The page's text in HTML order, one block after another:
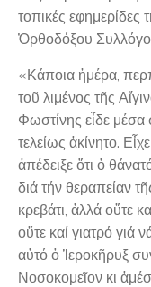
τοπικές εφημερίδες
Ὀρθοδόξου
«Κάποια ἡμέρα,
τοῦ λιμένος τῆς
Φωστίνης εἶδε
τελείως ἀκίνητο.
ἀπέδειξε ὅτι ὁ
διά τήν θεραπείαν
κρεβάτι, ἀλλά οὔτε
οὔτε καί γιατρό γιά
αὐτό ὁ Ἱεροκῆρυξ
Νοσοκομεῖον κι